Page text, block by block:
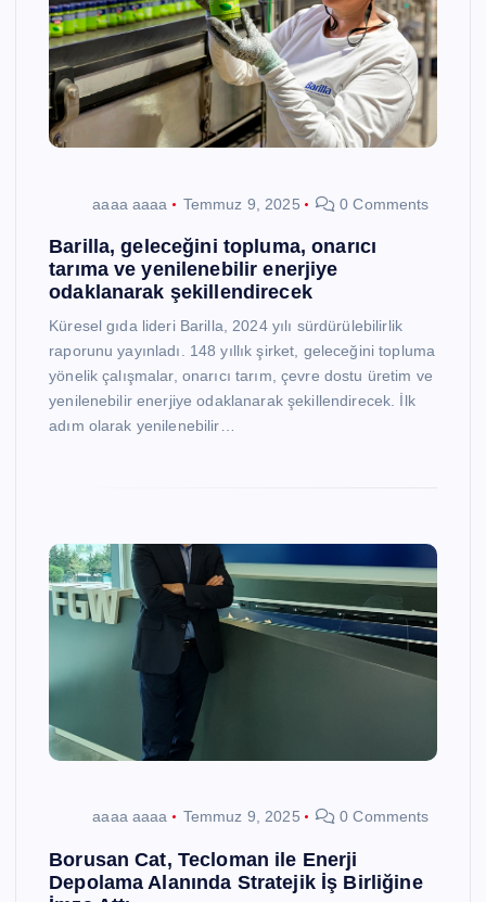
aaaa aaaa Temmuz 9, 2025 0 Comments
Barilla, geleceğini topluma, onarıcı
tarıma ve yenilenebilir enerjiye
odaklanarak şekillendirecek
Küresel gıda lideri Barilla, 2024 yılı sürdürülebilirlik
raporunu yayınladı. 148 yıllık şirket, geleceğini topluma
yönelik çalışmalar, onarıcı tarım, çevre dostu üretim ve
yenilenebilir enerjiye odaklanarak şekillendirecek. İlk
adım olarak yenilenebilir…
aaaa aaaa Temmuz 9, 2025 0 Comments
Borusan Cat, Tecloman ile Enerji
Depolama Alanında Stratejik İş Birliğine